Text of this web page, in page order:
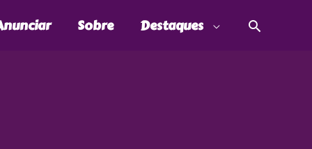
Sobre Destaques